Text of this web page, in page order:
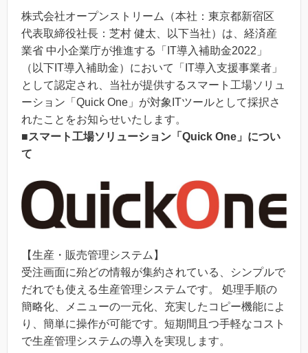
株式会社オープンストリーム（本社：東京都新宿区
代表取締役社長：芝村 健太、以下当社）は、経済産
業省 中小企業庁が推進する「IT導入補助金2022」
（以下IT導入補助金）において「IT導入支援事業者」
として認定され、当社が提供するスマート工場ソリュ
ーション「Quick One」が対象ITツールとして採択さ
れたことをお知らせいたします。
■スマート工場ソリューション「Quick One」につい
て
【生産・販売管理システム】
受注画面に殆どの情報が集約されている、シンプルで
だれでも使える生産管理システムです。 処理手順の
簡略化、メニューの一元化、充実したコピー機能によ
り、簡単に操作が可能です。短期間且つ手軽なコスト
で生産管理システムの導入を実現します。